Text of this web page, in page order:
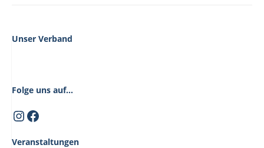
Unser Verband
Folge uns auf...
Instagram
Facebook
Veranstaltungen